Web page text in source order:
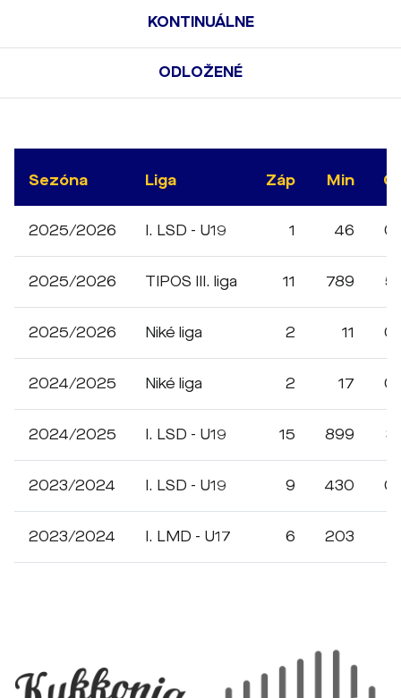
KONTINUÁLNE
ODLOŽENÉ
Sezóna Liga Záp Min G
2025/2026 I. LSD - U19 1 46 0
2025/2026 TIPOS III. liga 11 789 5
2025/2026 Niké liga 2 11 0
2024/2025 Niké liga 2 17 0
2024/2025 I. LSD - U19 15 899 3
2023/2024 I. LSD - U19 9 430 0
2023/2024 I. LMD - U17 6 203